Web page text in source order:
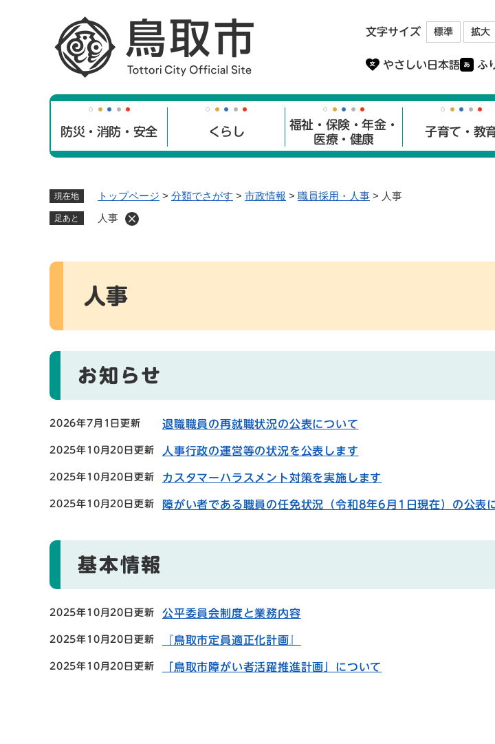
文字サイズ 標準 拡大
やさしい日本語 ふ
防災・消防・安全 くらし
福祉・保険・年金・
医療・健康
子育て・教
現在地 トップページ > 分類でさがす > 市政情報 > 職員採用・人事 > 人事
足あと 人事
本
人事
お知らせ
2026年7月1日更新 退職職員の再就職状況の公表について
2025年10月20日更新 人事行政の運営等の状況を公表します
2025年10月20日更新 カスタマーハラスメント対策を実施します
2025年10月20日更新 障がい者である職員の任免状況（令和8年6月1日現在）の公表
基本情報
2025年10月20日更新 公平委員会制度と業務内容
2025年10月20日更新 『鳥取市定員適正化計画』
2025年10月20日更新 「鳥取市障がい者活躍推進計画」について